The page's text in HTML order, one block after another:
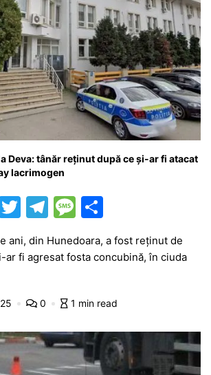
Deva: tânăr reținut după ce și-ar fi atacat
lacrimogen
T
w
itt
er
T
e
a
m
M
s
a
e
ar
ta
a
z
ă
ani, din Hunedoara, a fost reținut de
ar fi agresat fosta concubină, în ciuda
0 1 min read